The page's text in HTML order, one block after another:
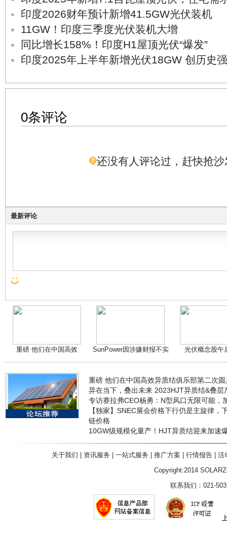
印度2026财年预计新增41.5GW光伏装机
11GW！印度三季度光伏装机大增
同比增长158%！印度H1屋顶光伏“爆发”
印度2025年上半年新增光伏18GW 创历史
0条评论
还没有人评论过，赶快抢沙
最新评论
重磅 他们在中国高效 SunPower因涉嫌财报不实 光伏概念股午
重磅 他们在中国高效异质结俱乐部第二次
异在当下，叠出未来 2023HJT异质结&叠层
专访赛拉弗CEO杨勇：N型风口无限可能，
【独家】SNEC展会价格下行仍是主旋律，
链价格
10GW级规模化量产！HJT异质结迎来加速
关于我们 资讯服务 一站式服务 推广方案 行情报告| 活
Copyright:2014
联系我们：021-